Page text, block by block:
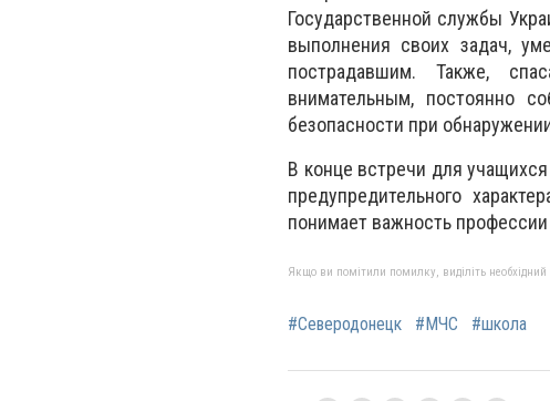
Государственной службы
выполнения своих задач,
пострадавшим. Также,
внимательным, постоянно
безопасности при
В конце встречи для
предупредительного
понимает важность
Якщо ви помітили помилку, виділіть
#Северодонецк #МЧС #школа